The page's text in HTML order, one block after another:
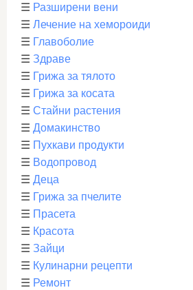
☰ Разширени вени
☰ Лечение на хемороиди
☰ Главоболие
☰ Здраве
☰ Грижа за тялото
☰ Грижа за косата
☰ Стайни растения
☰ Домакинство
☰ Пухкави продукти
☰ Водопровод
☰ Деца
☰ Грижа за пчелите
☰ Прасета
☰ Красота
☰ Зайци
☰ Кулинарни рецепти
☰ Ремонт